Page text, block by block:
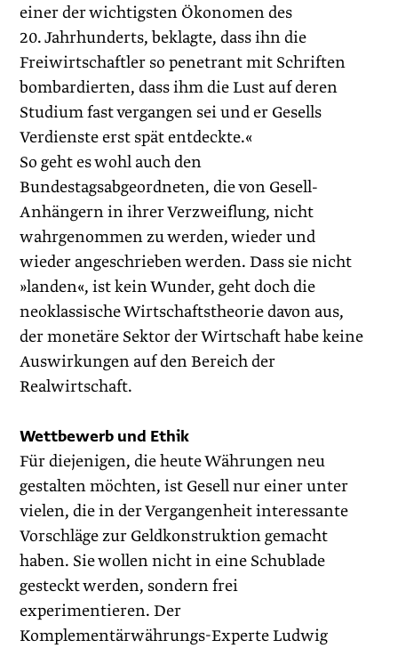
einer der wichtigsten Ökonomen des
20. Jahrhunderts, beklagte, dass ihn die
Freiwirtschaftler so penetrant mit Schriften
bombardierten, dass ihm die Lust auf deren
Studium fast vergangen sei und er Gesells
Verdienste erst spät entdeckte.«
So geht es wohl auch den
Bundestagsabgeordneten, die von Gesell-
Anhängern in ihrer Verzweiflung, nicht
wahrgenommen zu werden, wieder und
wieder angeschrieben werden. Dass sie nicht
»landen«, ist kein Wunder, geht doch die
neoklassische Wirtschaftstheorie davon aus,
der monetäre Sektor der Wirtschaft habe keine
Auswirkungen auf den Bereich der
Realwirtschaft.
Wettbewerb und Ethik
Für diejenigen, die heute Währungen neu
gestalten möchten, ist Gesell nur einer unter
vielen, die in der Vergangenheit interessante
Vorschläge zur Geldkonstruktion gemacht
haben. Sie wollen nicht in eine Schublade
gesteckt werden, sondern frei
experimentieren. Der
Komplementärwährungs-­Experte Ludwig